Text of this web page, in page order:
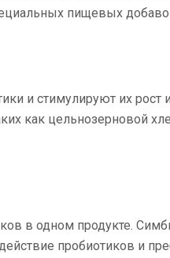
пищевых
и стимулируют их рост
как цельнозерновой
в одном продукте.
пробиотиков и